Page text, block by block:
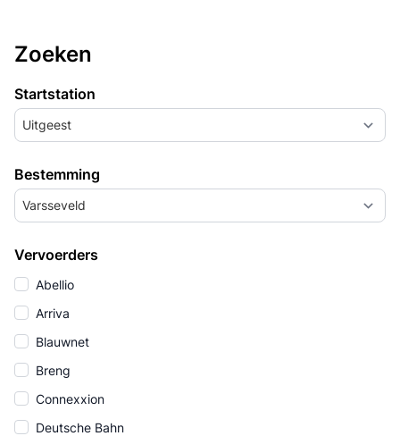
Zoeken
Startstation
Uitgeest
Bestemming
Varsseveld
Vervoerders
Abellio
Arriva
Blauwnet
Breng
Connexxion
Deutsche Bahn